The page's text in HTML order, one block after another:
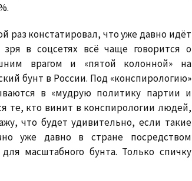
раз констатировал, что уже давно идёт
в соцсетях всё чаще говорится о
врагом и «пятой колонной» на
бунт в России. Под «конспирологию»
в «мудрую политику партии и
те, кто винит в конспирологии людей,
что будет удивительно, если такие
уже давно в стране посредством
масштабного бунта. Только спичку